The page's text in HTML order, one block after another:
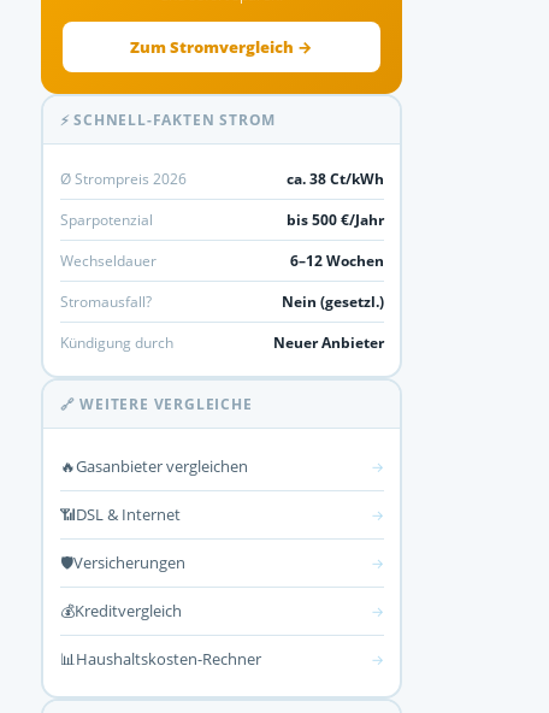
Zum Stromvergleich →
⚡ SCHNELL-FAKTEN STROM
Ø Strompreis 2026
ca. 38 Ct/kWh
Sparpotenzial
bis 500 €/Jahr
Wechseldauer
6–12 Wochen
Stromausfall?
Nein (gesetzl.)
Kündigung durch
Neuer Anbieter
🔗 WEITERE VERGLEICHE
🔥Gasanbieter vergleichen →
📶DSL & Internet →
🛡️Versicherungen →
💰Kreditvergleich →
📊 Haushaltskosten-Rechner →